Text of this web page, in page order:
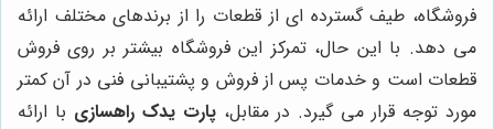
فروشگاه، طیف گسترده ای از قطعات را از برندهای مختلف ارائه
می دهد. با این حال، تمرکز این فروشگاه بیشتر بر روی فروش
قطعات است و خدمات پس از فروش و پشتیبانی فنی در آن کمتر
مورد توجه قرار می گیرد. در مقابل،پارت یدک راهسازی با ارائه